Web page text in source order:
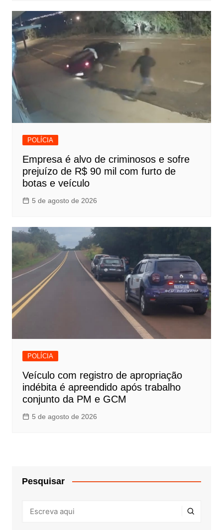
POLÍCIA
Empresa é alvo de criminosos e sofre
prejuízo de R$ 90 mil com furto de
botas e veículo
5 de agosto de 2026
POLÍCIA
Veículo com registro de apropriação
indébita é apreendido após trabalho
conjunto da PM e GCM
5 de agosto de 2026
Pesquisar